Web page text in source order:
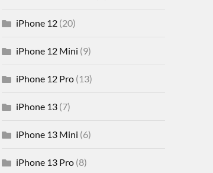
iPhone 12(20)
iPhone 12 Mini (9)
iPhone 12 Pro(13)
iPhone 13(7)
iPhone 13 Mini (6)
iPhone 13 Pro(8)